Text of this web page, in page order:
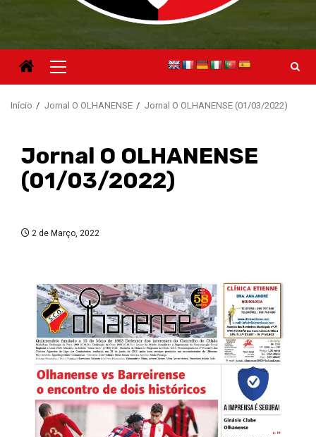
Menu
principal
Início Jornal O OLHANENSE Jornal O OLHANENSE (01/03/2022)
Jornal O OLHANENSE
(01/03/2022)
2 de Março, 2022